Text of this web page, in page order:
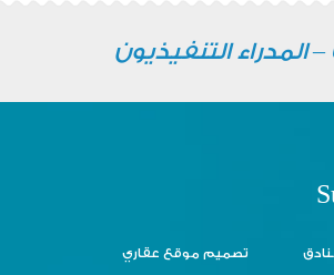
التنفيذيون
تصميم موقع عقاري